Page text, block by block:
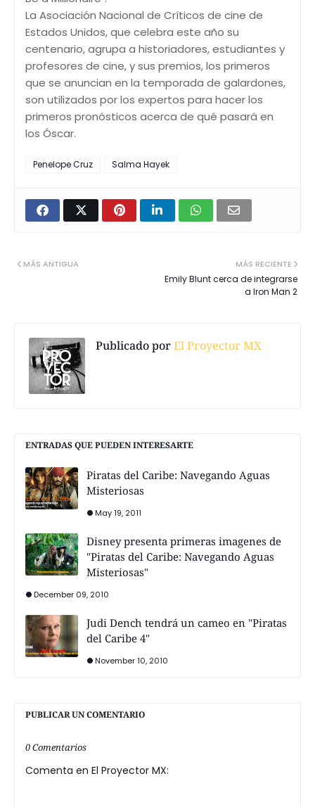
La Asociación Nacional de Críticos de cine de
Estados Unidos, que celebra este año su
centenario, agrupa a historiadores, estudiantes y
profesores de cine, y sus premios, los primeros
que se anuncian en la temporada de galardones,
son utilizados por los expertos para hacer los
primeros pronósticos acerca de qué pasará en
los Óscar.
Penelope Cruz Salma Hayek
MÁS RECIENTE
Emily Blunt cerca de integrarse
a Iron Man 2
MÁS ANTIGUA
Publicado porEl Proyector MX
ENTRADAS QUE PUEDEN INTERESARTE
Piratas del Caribe: Navegando Aguas
Misteriosas
May 19, 2011
Disney presenta primeras imagenes de
"Piratas del Caribe: Navegando Aguas
Misteriosas"
December 09, 2010
Judi Dench tendrá un cameo en "Piratas
del Caribe 4"
November 10, 2010
PUBLICAR UN COMENTARIO
0 Comentarios
Comenta en El Proyector MX: